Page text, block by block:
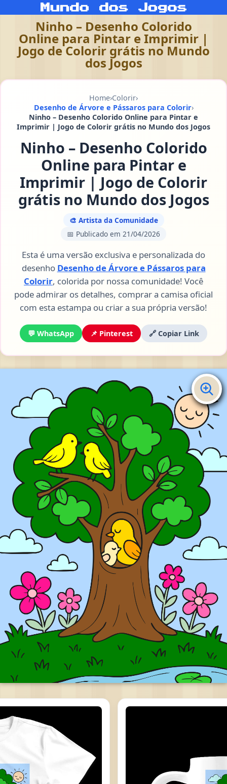
Ninho – Desenho Colorido
Online para Pintar e Imprimir |
Jogo de Colorir grátis no Mundo
dos Jogos
Home›Colorir›
Desenho de Árvore e Pássaros para Colorir›
Ninho – Desenho Colorido Online para Pintar e
Imprimir | Jogo de Colorir grátis no Mundo dos Jogos
Ninho – Desenho Colorido
Online para Pintar e
Imprimir | Jogo de Colorir
grátis no Mundo dos Jogos
🎨 Artista da Comunidade
📅 Publicado em 21/04/2026
Esta é uma versão exclusiva e personalizada do
desenho Desenho de Árvore e Pássaros para
Colorir, colorida por nossa comunidade! Você
pode admirar os detalhes, comprar a camisa oficial
com esta estampa ou criar a sua própria versão!
💬 WhatsApp 📌 Pinterest 🔗 Copiar Link